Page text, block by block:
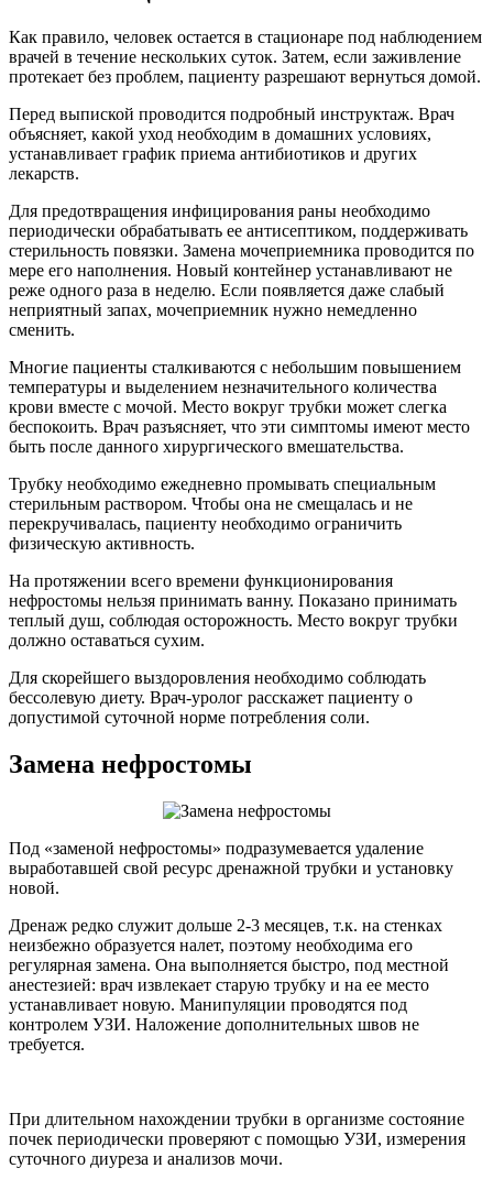
Как правило, человек остается в стационаре под наблюдением
врачей в течение нескольких суток. Затем, если заживление
протекает без проблем, пациенту разрешают вернуться домой.
Перед выпиской проводится подробный инструктаж. Врач
объясняет, какой уход необходим в домашних условиях,
устанавливает график приема антибиотиков и других
лекарств.
Для предотвращения инфицирования раны необходимо
периодически обрабатывать ее антисептиком, поддерживать
стерильность повязки. Замена мочеприемника проводится по
мере его наполнения. Новый контейнер устанавливают не
реже одного раза в неделю. Если появляется даже слабый
неприятный запах, мочеприемник нужно немедленно
сменить.
Многие пациенты сталкиваются с небольшим повышением
температуры и выделением незначительного количества
крови вместе с мочой. Место вокруг трубки может слегка
беспокоить. Врач разъясняет, что эти симптомы имеют место
быть после данного хирургического вмешательства.
Трубку необходимо ежедневно промывать специальным
стерильным раствором. Чтобы она не смещалась и не
перекручивалась, пациенту необходимо ограничить
физическую активность.
На протяжении всего времени функционирования
нефростомы нельзя принимать ванну. Показано принимать
теплый душ, соблюдая осторожность. Место вокруг трубки
должно оставаться сухим.
Для скорейшего выздоровления необходимо соблюдать
бессолевую диету. Врач-уролог расскажет пациенту о
допустимой суточной норме потребления соли.
Замена нефростомы
Под «заменой нефростомы» подразумевается удаление
выработавшей свой ресурс дренажной трубки и установку
новой.
Дренаж редко служит дольше 2-3 месяцев, т.к. на стенках
неизбежно образуется налет, поэтому необходима его
регулярная замена. Она выполняется быстро, под местной
анестезией: врач извлекает старую трубку и на ее место
устанавливает новую. Манипуляции проводятся под
контролем УЗИ. Наложение дополнительных швов не
требуется.
При длительном нахождении трубки в организме состояние
почек периодически проверяют с помощью УЗИ, измерения
суточного диуреза и анализов мочи.